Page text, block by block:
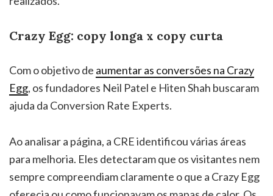
Crazy Egg: copy longa x copy curta
Com o objetivo de aumentar as conversões na Crazy
Egg, os fundadores Neil Patel e Hiten Shah buscaram
ajuda da Conversion Rate Experts.
Ao analisar a página, a CRE identificou várias áreas
para melhoria. Eles detectaram que os visitantes nem
sempre compreendiam claramente o que a Crazy Egg